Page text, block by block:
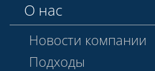
О нас
Новости компании
Подходы